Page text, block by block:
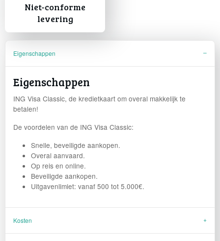
Niet-conforme
levering
Eigenschappen
Eigenschappen
ING Visa Classic, de kredietkaart om overal makkelijk te
betalen!
De voordelen van de ING Visa Classic:
Snelle, beveiligde aankopen.
Overal aanvaard.
Op reis en online.
Beveiligde aankopen.
Uitgavenlimiet: vanaf 500 tot 5.000€.
Kosten